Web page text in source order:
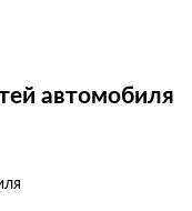
автомобиля